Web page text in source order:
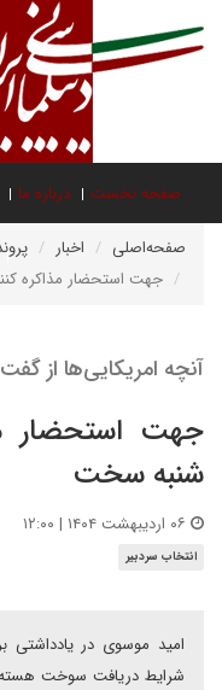
صفحه نخست درباره ما
صفحه‌اصلی اخبار
جهت استحضار مذاکره
آنچه امریکایی‌ها از
جهت استحضار
شنبه سخت
انتخاب سردبیر
امید موسوی در یادداشتی
شرایط دریافت سوخت